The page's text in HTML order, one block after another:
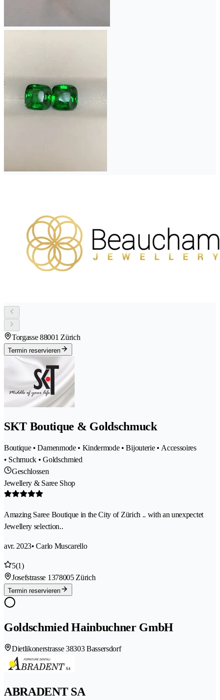
Torgasse 88001 Zürich
Termin reservieren
SKT Boutique & Goldschmuck
Boutique • Damenmode • Kindermode • Bijouterie • Accessoires
• Schmuck • Goldschmied
Geschlossen
Jewellery & Saree Shop
Amazing Saree Boutique in the City of Zürich .. with an unexpectet
Jewellery selection..
avr. 2023• Carlo Muscarello
5(1)
Josefstrasse 1378005 Zürich
Termin reservieren
Goldschmied Hainbuchner GmbH
Dietlikonerstrasse 38303 Bassersdorf
ABRADENT SA